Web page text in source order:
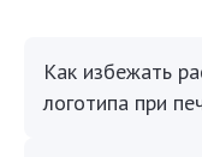
Как избежать
логотипа при